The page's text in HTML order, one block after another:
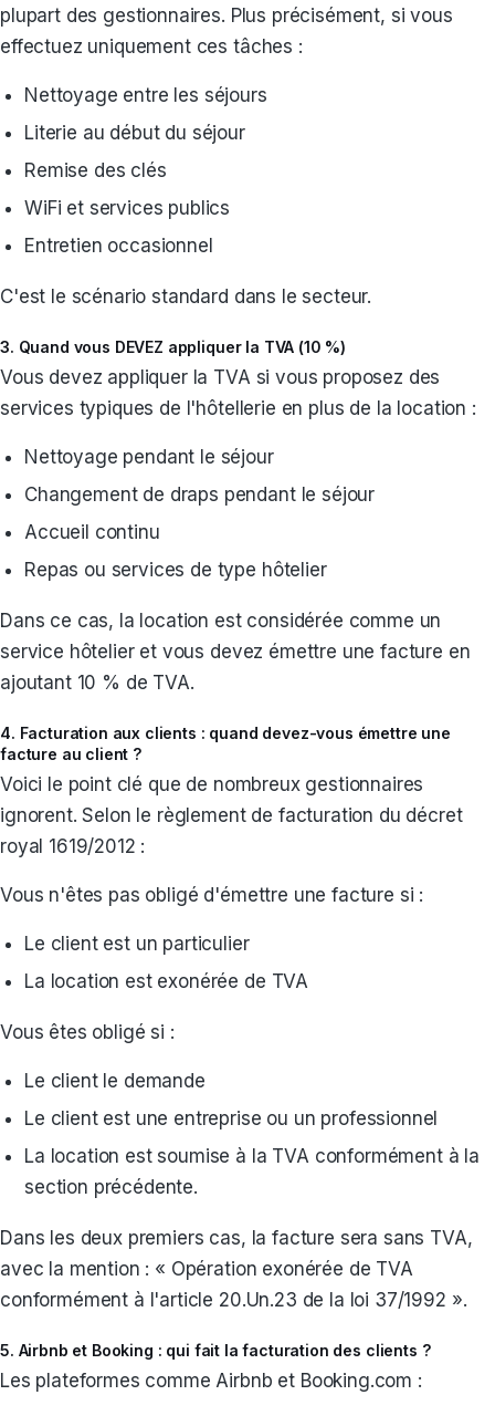
plupart des gestionnaires. Plus précisément, si vous
effectuez uniquement ces tâches :
Nettoyage entre les séjours
Literie au début du séjour
Remise des clés
WiFi et services publics
Entretien occasionnel
C'est le scénario standard dans le secteur.
3. Quand vous DEVEZ appliquer la TVA (10 %)
Vous devez appliquer la TVA si vous proposez des
services typiques de l'hôtellerie en plus de la location :
Nettoyage pendant le séjour
Changement de draps pendant le séjour
Accueil continu
Repas ou services de type hôtelier
Dans ce cas, la location est considérée comme un
service hôtelier et vous devez émettre une facture en
ajoutant 10 % de TVA.
4. Facturation aux clients : quand devez-vous émettre une
facture au client ?
Voici le point clé que de nombreux gestionnaires
ignorent. Selon le règlement de facturation du décret
royal 1619/2012 :
Vous n'êtes pas obligé d'émettre une facture si :
Le client est un particulier
La location est exonérée de TVA
Vous êtes obligé si :
Le client le demande
Le client est une entreprise ou un professionnel
La location est soumise à la TVA conformément à la
section précédente.
Dans les deux premiers cas, la facture sera sans TVA,
avec la mention : « Opération exonérée de TVA
conformément à l'article 20.Un.23 de la loi 37/1992 ».
5. Airbnb et Booking : qui fait la facturation des clients ?
Les plateformes comme Airbnb et Booking.com :